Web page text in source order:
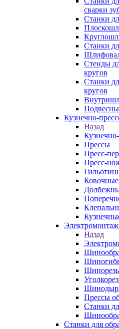
сварки
Станки
Станки
Стенды
кругов
Станки
кругов
Кузнечно-
Назад
Прессы
Пресс-
Пресс-
Назад
Прессы
Станки
Станки для